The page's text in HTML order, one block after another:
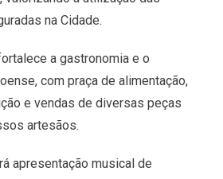
na Cidade.
a gastronomia e o
com praça de alimentação,
e vendas de diversas peças
artesãos.
apresentação musical de